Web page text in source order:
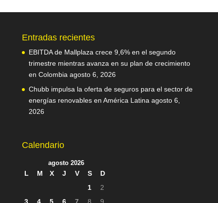
Entradas recientes
EBITDA de Mallplaza crece 9,6% en el segundo
trimestre mientras avanza en su plan de crecimiento
en Colombia agosto 6, 2026
Chubb impulsa la oferta de seguros para el sector de
energías renovables en América Latina agosto 6,
2026
Calendario
agosto 2026
L M X J V S
D
1
2